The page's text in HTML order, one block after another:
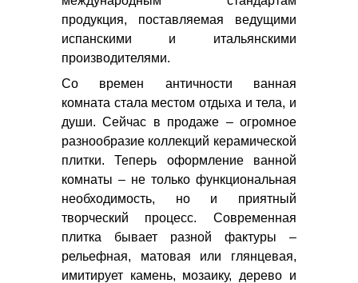
продукция, поставляемая ведущими
испанскими и итальянскими
производителями.
Со времен античности ванная
комната стала местом отдыха и тела, и
души. Сейчас в продаже – огромное
разнообразие коллекций керамической
плитки. Теперь оформление ванной
комнаты – не только функциональная
необходимость, но и приятный
творческий процесс. Современная
плитка бывает разной фактуры –
рельефная, матовая или глянцевая,
имитирует камень, мозаику, дерево и